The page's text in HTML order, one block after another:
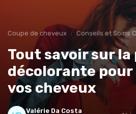
Coupe de cheveux Conseils et Soins
Tout savoir sur la
décolorante
vos cheveux
Valérie Da Costa